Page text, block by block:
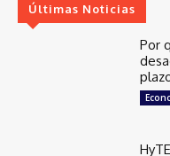
Últimas Noticias
Por